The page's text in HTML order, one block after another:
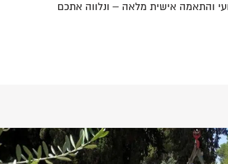
והתאמה אישית מלאה – ונלווה אתכם